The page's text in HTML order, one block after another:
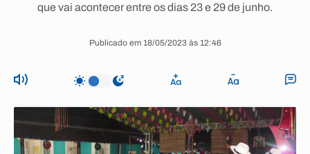
que vai acontecer entre os dias 23 e 29 de junho.
Publicado em 18/05/2023 às 12:46